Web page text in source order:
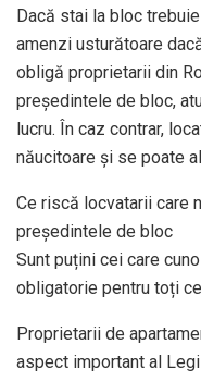
Dacă stai la bloc
amenzi usturătoare
obligă proprietarii din
președintele de bloc,
lucru. În caz contrar,
năucitoare și se poate
Ce riscă locvatarii care
președintele de bloc
Sunt puțini cei care
obligatorie pentru toți
Proprietarii de
aspect important al